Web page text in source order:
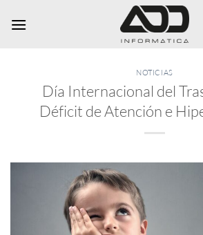
NOTICIAS
Día Internacional del
Déficit de Atención e